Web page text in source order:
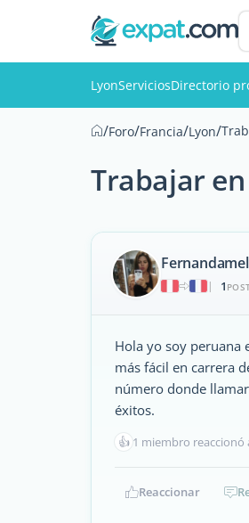
LyonServiciosDirectorio
/Foro/Francia/Lyon/
Trabajar
|
1
Hola yo soy peruana
más fácil en carrera
número donde
éxitos.
👍 1 miembro reaccionó
Reaccionar